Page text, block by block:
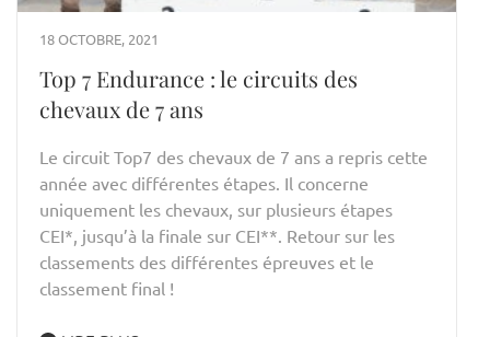
18 OCTOBRE, 2021
Top 7 Endurance : le circuits des
chevaux de 7 ans
Le circuit Top7 des chevaux de 7 ans a repris cette
année avec différentes étapes. Il concerne
uniquement les chevaux, sur plusieurs étapes
CEI*, jusqu’à la finale sur CEI**. Retour sur les
classements des différentes épreuves et le
classement final !